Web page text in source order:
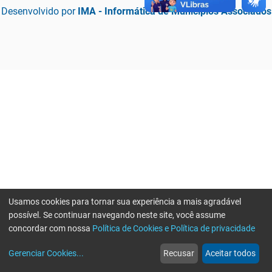
Desenvolvido por IMA - Informática de Municípios Associados
web
Notícias
more_horiz
Mais
Usamos cookies para tornar sua experiência a mais agradável
possível. Se continuar navegando neste site, você assume
concordar com nossa Política de Cookies e Política de privacidade
Gerenciar Cookies... Recusar Aceitar todos
Erro ao enviar informações, por favor tente novamente